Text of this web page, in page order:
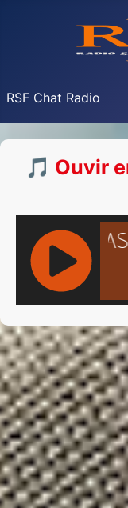
RSF Chat Radio
🎵 Ouvir